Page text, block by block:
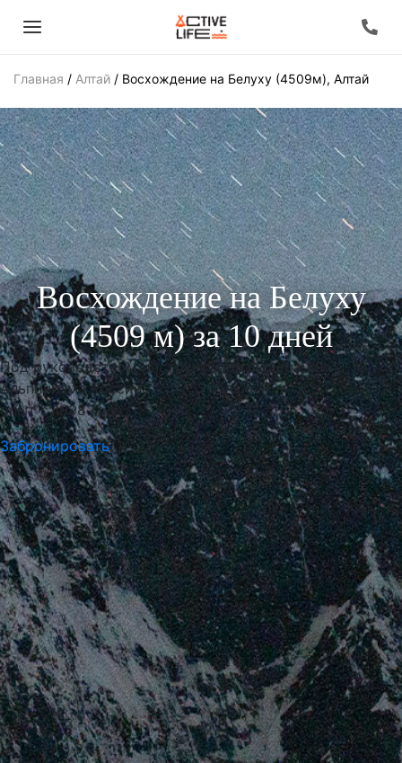
Главная / Алтай / Восхождение на Белуху (4509м), Алтай
Восхождение на Белуху
(4509 м) за 10 дней
Под руководством инструкторов Федерации
Альпинизма России
опыт с 1998 года
Забронировать